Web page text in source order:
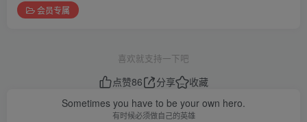
会员专属
喜欢就支持一下吧
点赞86 分享
收藏
Sometimes you have to be your own hero.
有时候必须做自己的英雄